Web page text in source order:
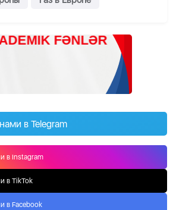
в Telegram
в Instagram
в TikTok
в Facebook